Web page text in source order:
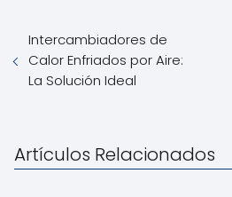
Intercambiadores de
Calor Enfriados por Aire:
La Solución Ideal
Artículos Relacionados